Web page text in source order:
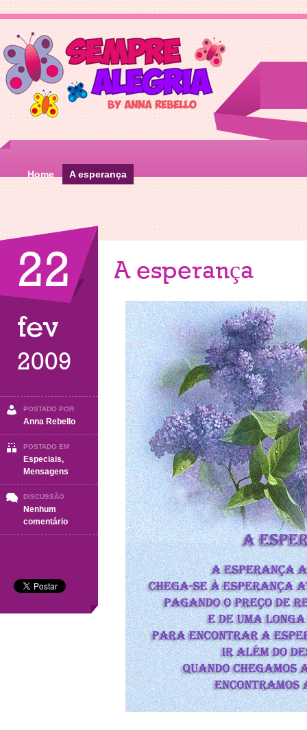
Home A esperança
22
fev
2009
POSTADO POR
Anna Rebello
POSTADO EM
Especiais,
Mensagens
DISCUSSÃO
Nenhum
comentárioem
A
A esperança